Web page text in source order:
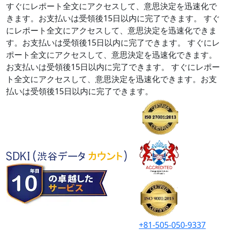
すぐにレポート全文にアクセスして、意思決定を迅速化で
きます。お支払いは受領後15日以内に完了できます。
すぐ
にレポート全文にアクセスして、意思決定を迅速化できま
す。お支払いは受領後15日以内に完了できます。
すぐにレ
ポート全文にアクセスして、意思決定を迅速化できます。
お支払いは受領後15日以内に完了できます。
すぐにレポー
ト全文にアクセスして、意思決定を迅速化できます。お支
払いは受領後15日以内に完了できます。
+81-505-050-9337